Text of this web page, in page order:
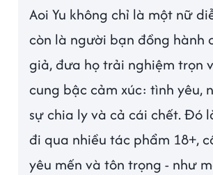
Aoi Yu không chỉ là một nữ
còn là người bạn đồng hành
giả, đưa họ trải nghiệm trọn
cung bậc cảm xúc: tình yêu,
sự chia ly và cả cái chết. Đó
đi qua nhiều tác phẩm 18+,
yêu mến và tôn trọng - như